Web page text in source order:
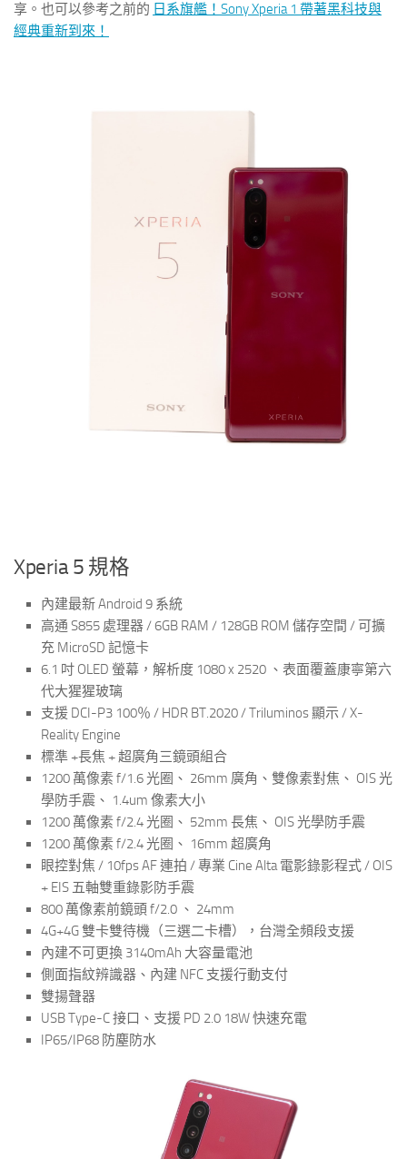
享。也可以參考之前的 日系旗艦！Sony Xperia 1 帶著黑科技與
經典重新到來！
Xperia 5 規格
內建最新 Android 9 系統
高通 S855 處理器 / 6GB RAM / 128GB ROM 儲存空間 / 可擴
充 MicroSD 記憶卡
6.1 吋 OLED 螢幕，解析度 1080 x 2520 、表面覆蓋康寧第六
代大猩猩玻璃
支援 DCI-P3 100％ / HDR BT.2020 / Triluminos 顯示 / X-
Reality Engine
標準 +長焦 + 超廣角三鏡頭組合
1200 萬像素 f/1.6 光圈、 26mm 廣角、雙像素對焦、 OIS 光
學防手震、 1.4um 像素大小
1200 萬像素 f/2.4 光圈、 52mm 長焦、 OIS 光學防手震
1200 萬像素 f/2.4 光圈、 16mm 超廣角
眼控對焦 / 10fps AF 連拍 / 專業 Cine Alta 電影錄影程式 / OIS
+ EIS 五軸雙重錄影防手震
800 萬像素前鏡頭 f/2.0 、 24mm
4G+4G 雙卡雙待機（三選二卡槽），台灣全頻段支援
內建不可更換 3140mAh 大容量電池
側面指紋辨識器、內建 NFC 支援行動支付
雙揚聲器
USB Type-C 接口、支援 PD 2.0 18W 快速充電
IP65/IP68 防塵防水